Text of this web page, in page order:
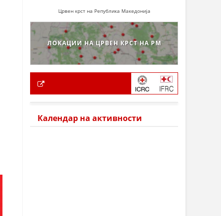
Црвен крст на Република Македонија
ЛОКАЦИИ НА ЦРВЕН КРСТ НА РМ
Календар на активности